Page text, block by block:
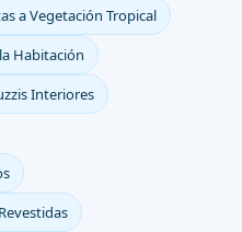
a Vegetación Tropical
Habitación
Interiores